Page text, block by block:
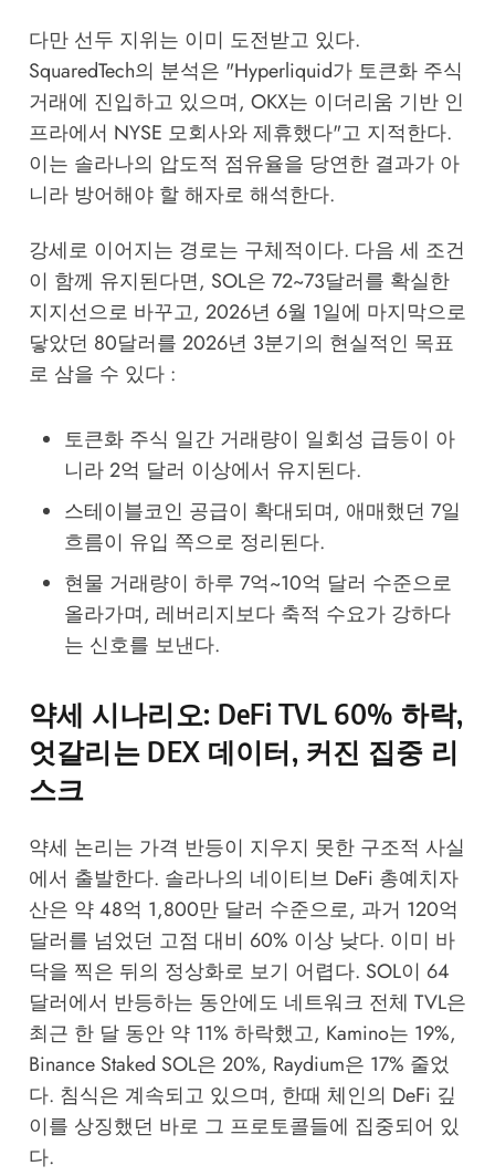
다만 선두 지위는 이미 도전받고 있다.
SquaredTech의 분석은 "Hyperliquid가 토큰화 주식
거래에 진입하고 있으며, OKX는 이더리움 기반 인
프라에서 NYSE 모회사와 제휴했다"고 지적한다.
이는 솔라나의 압도적 점유율을 당연한 결과가 아
니라 방어해야 할 해자로 해석한다.
강세로 이어지는 경로는 구체적이다. 다음 세 조건
이 함께 유지된다면, SOL은 72~73달러를 확실한
지지선으로 바꾸고, 2026년 6월 1일에 마지막으로
닿았던 80달러를 2026년 3분기의 현실적인 목표
로 삼을 수 있다 :
토큰화 주식 일간 거래량이 일회성 급등이 아
니라 2억 달러 이상에서 유지된다.
스테이블코인 공급이 확대되며, 애매했던 7일
흐름이 유입 쪽으로 정리된다.
현물 거래량이 하루 7억~10억 달러 수준으로
올라가며, 레버리지보다 축적 수요가 강하다
는 신호를 보낸다.
약세 시나리오: DeFi TVL 60% 하락,
엇갈리는 DEX 데이터, 커진 집중 리
스크
약세 논리는 가격 반등이 지우지 못한 구조적 사실
에서 출발한다. 솔라나의 네이티브 DeFi 총예치자
산은 약 48억 1,800만 달러 수준으로, 과거 120억
달러를 넘었던 고점 대비 60% 이상 낮다. 이미 바
닥을 찍은 뒤의 정상화로 보기 어렵다. SOL이 64
달러에서 반등하는 동안에도 네트워크 전체 TVL은
최근 한 달 동안 약 11% 하락했고, Kamino는 19%,
Binance Staked SOL은 20%, Raydium은 17% 줄었
다. 침식은 계속되고 있으며, 한때 체인의 DeFi 깊
이를 상징했던 바로 그 프로토콜들에 집중되어 있
다.